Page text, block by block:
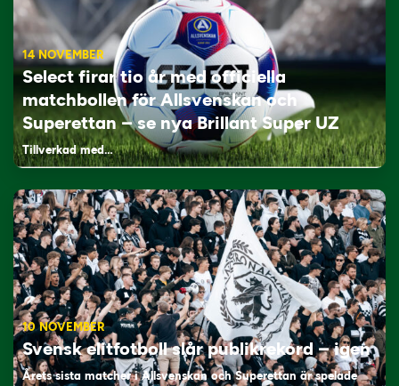
14 NOVEMBER
Select firar tio år med officiella
matchbollen för Allsvenskan och
Superettan – se nya Brillant Super UZ
Tillverkad med…
10 NOVEMBER
Svensk elitfotboll slår publikrekord – igen
Årets sista matcher i Allsvenskan och Superettan är spelade